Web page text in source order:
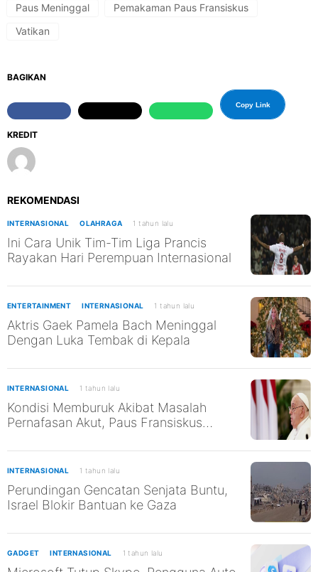
Paus Meninggal
Pemakaman Paus Fransiskus
Vatikan
KREDIT
BAGIKAN
Copy Link
REKOMENDASI
INTERNASIONAL OLAHRAGA 1 tahun lalu
Ini Cara Unik Tim-Tim Liga Prancis
Rayakan Hari Perempuan Internasional
ENTERTAINMENT INTERNASIONAL 1 tahun lalu
Aktris Gaek Pamela Bach Meninggal
Dengan Luka Tembak di Kepala
INTERNASIONAL 1 tahun lalu
Kondisi Memburuk Akibat Masalah
Pernafasan Akut, Paus Fransiskus
INTERNASIONAL 1 tahun lalu
Perundingan Gencatan Senjata Buntu,
Israel Blokir Bantuan ke Gaza
GADGET INTERNASIONAL 1 tahun lalu